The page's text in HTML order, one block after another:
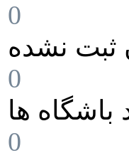
0
0
0